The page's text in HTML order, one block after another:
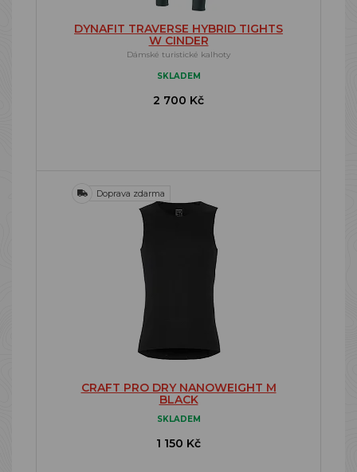
DYNAFIT TRAVERSE HYBRID TIGHTS
W CINDER
Dámské turistické kalhoty
SKLADEM
2 700 Kč
Doprava zdarma
CRAFT PRO DRY NANOWEIGHT M
BLACK
SKLADEM
1 150 Kč